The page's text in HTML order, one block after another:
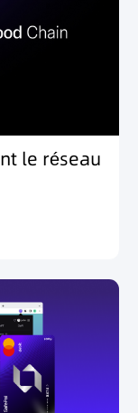
le réseau